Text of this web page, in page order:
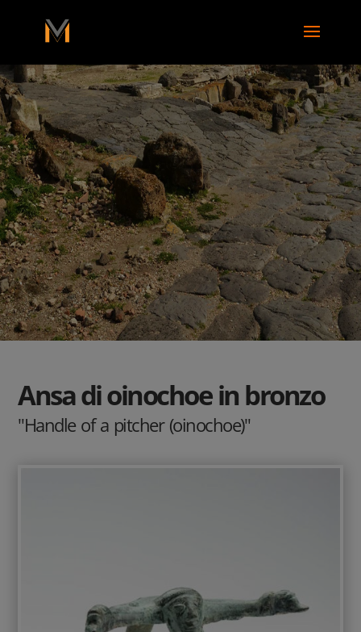
Ansa di oinochoe in bronzo
"Handle of a pitcher (oinochoe)"